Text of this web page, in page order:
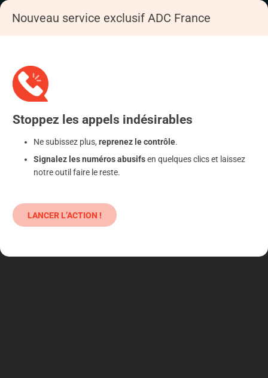
Nouveau service exclusif ADC France
Stoppez les appels indésirables
Ne subissez plus, reprenez le contrôle.
Signalez les numéros abusifsen quelques clics et laissez
notre outil faire le reste.
LANCER L’ACTION !